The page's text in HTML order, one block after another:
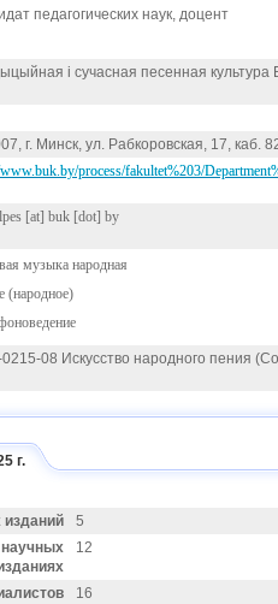
педагогических наук, доцент
і сучасная песенная культура
г. Минск, ул. Рабкоровская, 17, каб.
process/fakultet%203/
[at] buk [dot] by
музыка народная
(народное)
08 Искусство народного пения
г.
изданий
5
научных
12
16